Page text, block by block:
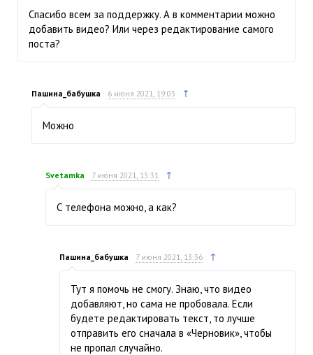
Спасибо всем за поддержку. А в комментарии можно
добавить видео? Или через редактирование самого
поста?
Пашина_бабушка 6 июня 2021, 19:03 ↑
Можно
Svetamka 7 июня 2021, 13:31 ↑
С телефона можно, а как?
Пашина_бабушка 7 июня 2021, 13:36 ↑
Тут я помочь не смогу. Знаю, что видео
добавляют, но сама не пробовала. Если
будете редактировать текст, то лучше
отправить его сначала в «Черновик», чтобы
не пропал случайно.